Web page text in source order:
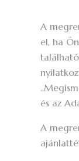
A
el, ha
és az
A